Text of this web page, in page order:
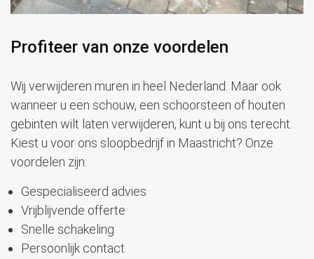
Profiteer van onze voordelen
Wij verwijderen muren in heel Nederland. Maar ook
wanneer u een schouw, een schoorsteen of houten
gebinten wilt laten verwijderen, kunt u bij ons terecht.
Kiest u voor ons sloopbedrijf in Maastricht? Onze
voordelen zijn:
Gespecialiseerd advies
Vrijblijvende offerte
Snelle schakeling
Persoonlijk contact